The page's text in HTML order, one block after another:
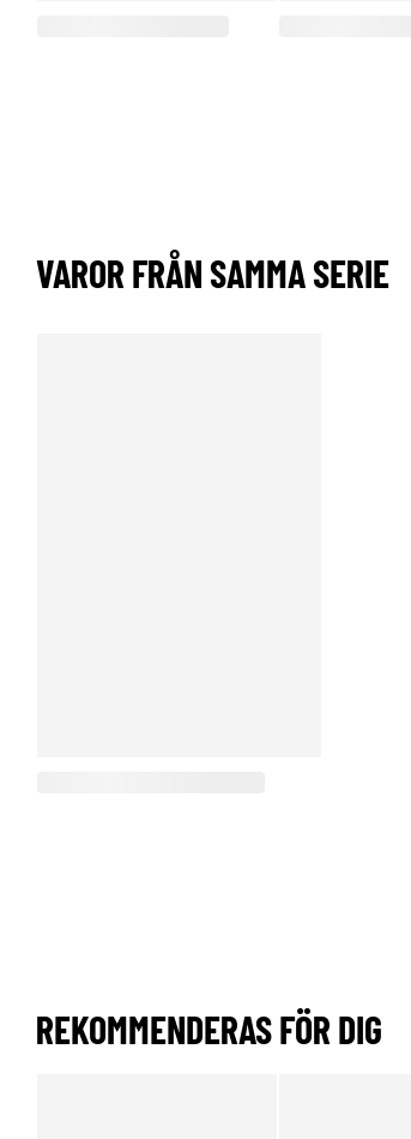
VAROR FRÅN SAMMA SERIE
REKOMMENDERAS FÖR DIG